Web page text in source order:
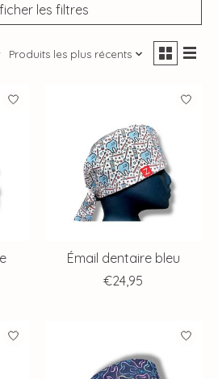
les filtres
Produits les plus récents
Émail dentaire bleu
€24,95